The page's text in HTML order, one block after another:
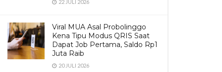
22 JULI 2026
Viral MUA Asal Probolinggo
Kena Tipu Modus QRIS Saat
Dapat Job Pertama, Saldo Rp1
Juta Raib
20 JULI 2026